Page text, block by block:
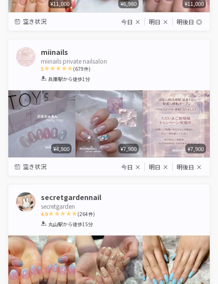
¥11,000 ¥6,980 ¥11,000
空き状況 今日 × 明日 × 明後日 ◎
miinails
miinails private nailsalon
5
1 2 3 4 5
(679件)
兵庫駅から徒歩1分
¥4,900 ¥7,900 ¥7,900
空き状況 今日 × 明日 × 明後日 ×
secretgardennail
secretgarden
4.9
1 2 3 4 5
(264件)
丸山駅から徒歩15分